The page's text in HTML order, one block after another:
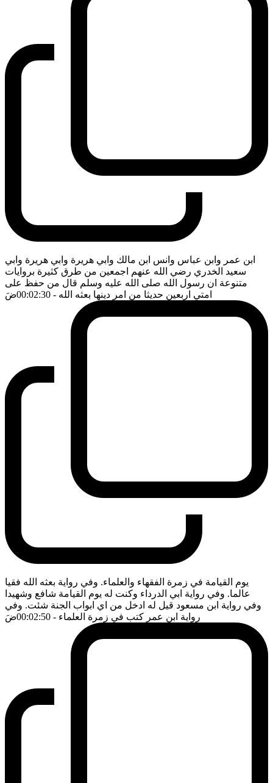
ابن عمر وابن عباس وانس ابن مالك وابي هريرة وابي هريرة وابي
سعيد الخدري رضي الله عنهم اجمعين من طرق كثيرة بروايات
متنوعة ان رسول الله صلى الله عليه وسلم قال من حفظ على
امتي اربعين حديثا من امر دينها بعثه الله - 00:02:30 ضَ
يوم القيامة في زمرة الفقهاء والعلماء. وفي رواية بعثه الله فقيا
عالما. وفي رواية ابي الدرداء وكنت له يوم القيامة شافع وشهيدا
وفي رواية ابن مسعود قيل له ادخل من اي ابواب الجنة شئت. وفي
رواية ابن عمر كتب في زمرة العلماء - 00:02:50 ضَ